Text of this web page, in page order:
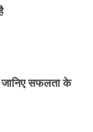
जानिए सफलता के